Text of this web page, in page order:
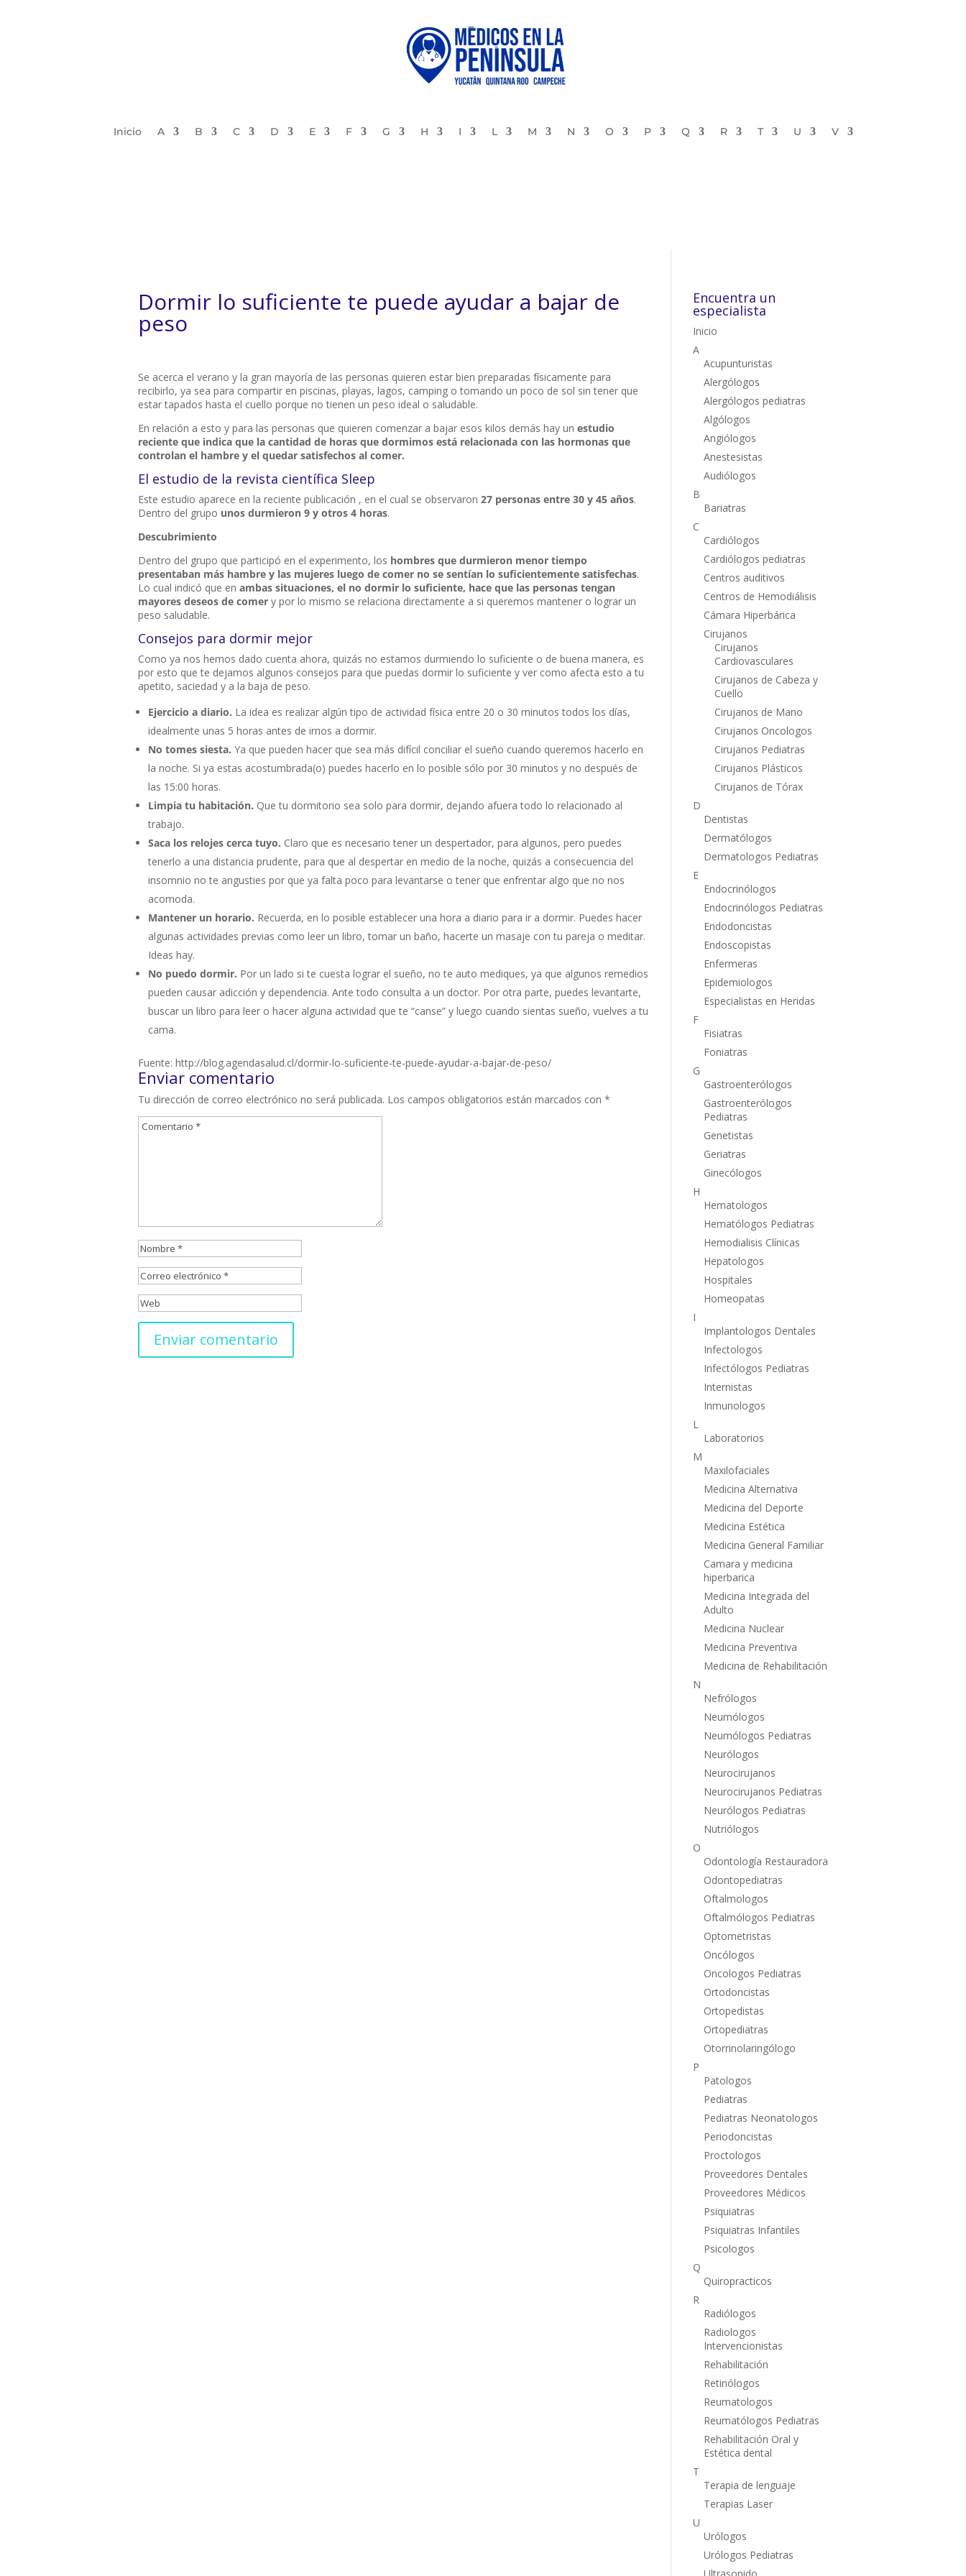
Inicio A B C D E F G H I L M N O P Q R T U V
Dormir lo suficiente te puede ayudar a bajar de
peso
Se acerca el verano y la gran mayoría de las personas quieren estar bien preparadas físicamente para
recibirlo, ya sea para compartir en piscinas, playas, lagos, camping o tomando un poco de sol sin tener que
estar tapados hasta el cuello porque no tienen un peso ideal o saludable.
En relación a esto y para las personas que quieren comenzar a bajar esos kilos demás hay un estudio
reciente que indica que la cantidad de horas que dormimos está relacionada con las hormonas que
controlan el hambre y el quedar satisfechos al comer.
El estudio de la revista científica Sleep
Este estudio aparece en la reciente publicación , en el cual se observaron 27 personas entre 30 y 45 años.
Dentro del grupo unos durmieron 9 y otros 4 horas.
Descubrimiento
Dentro del grupo que participó en el experimento, los hombres que durmieron menor tiempo
presentaban más hambre y las mujeres luego de comer no se sentían lo suficientemente satisfechas.
Lo cual indicó que en ambas situaciones, el no dormir lo suficiente, hace que las personas tengan
mayores deseos de comer y por lo mismo se relaciona directamente a si queremos mantener o lograr un
peso saludable.
Consejos para dormir mejor
Como ya nos hemos dado cuenta ahora, quizás no estamos durmiendo lo suficiente o de buena manera, es
por esto que te dejamos algunos consejos para que puedas dormir lo suficiente y ver como afecta esto a tu
apetito, saciedad y a la baja de peso.
Ejercicio a diario. La idea es realizar algún tipo de actividad física entre 20 o 30 minutos todos los días,
idealmente unas 5 horas antes de irnos a dormir.
No tomes siesta. Ya que pueden hacer que sea más difícil conciliar el sueño cuando queremos hacerlo en
la noche. Si ya estas acostumbrada(o) puedes hacerlo en lo posible sólo por 30 minutos y no después de
las 15:00 horas.
Limpia tu habitación. Que tu dormitorio sea solo para dormir, dejando afuera todo lo relacionado al
trabajo.
Saca los relojes cerca tuyo. Claro que es necesario tener un despertador, para algunos, pero puedes
tenerlo a una distancia prudente, para que al despertar en medio de la noche, quizás a consecuencia del
insomnio no te angusties por que ya falta poco para levantarse o tener que enfrentar algo que no nos
acomoda.
Mantener un horario. Recuerda, en lo posible establecer una hora a diario para ir a dormir. Puedes hacer
algunas actividades previas como leer un libro, tomar un baño, hacerte un masaje con tu pareja o meditar.
Ideas hay.
No puedo dormir. Por un lado si te cuesta lograr el sueño, no te auto mediques, ya que algunos remedios
pueden causar adicción y dependencia. Ante todo consulta a un doctor. Por otra parte, puedes levantarte,
buscar un libro para leer o hacer alguna actividad que te “canse” y luego cuando sientas sueño, vuelves a tu
cama.
Fuente: http://blog.agendasalud.cl/dormir-lo-suficiente-te-puede-ayudar-a-bajar-de-peso/
Enviar comentario
Tu dirección de correo electrónico no será publicada. Los campos obligatorios están marcados con *
Encuentra un
especialista
Inicio
A
Acupunturistas
Alergólogos
Alergólogos pediatras
Algólogos
Angiólogos
Anestesistas
Audiólogos
B
Bariatras
C
Cardiólogos
Cardiólogos pediatras
Centros auditivos
Centros de Hemodiálisis
Cámara Hiperbárica
Cirujanos
Cirujanos
Cardiovasculares
Cirujanos de Cabeza y
Cuello
Cirujanos de Mano
Cirujanos Oncologos
Cirujanos Pediatras
Cirujanos Plásticos
Cirujanos de Tórax
D
Dentistas
Dermatólogos
Dermatologos Pediatras
E
Endocrinólogos
Endocrinólogos Pediatras
Endodoncistas
Endoscopistas
Enfermeras
Epidemiologos
Especialistas en Heridas
F
Fisiatras
Foniatras
G
Gastroenterólogos
Gastroenterólogos
Pediatras
Genetistas
Geriatras
Ginecólogos
H
Hematologos
Hematólogos Pediatras
Hemodialisis Clínicas
Hepatologos
Hospitales
Homeopatas
I
Implantologos Dentales
Infectologos
Infectólogos Pediatras
Internistas
Inmunologos
L
Laboratorios
M
Maxilofaciales
Medicina Alternativa
Medicina del Deporte
Medicina Estética
Medicina General Familiar
Camara y medicina
hiperbarica
Medicina Integrada del
Adulto
Medicina Nuclear
Medicina Preventiva
Medicina de Rehabilitación
N
Nefrólogos
Neumólogos
Neumólogos Pediatras
Neurólogos
Neurocirujanos
Neurocirujanos Pediatras
Neurólogos Pediatras
Nutriólogos
O
Odontología Restauradora
Odontopediatras
Oftalmologos
Oftalmólogos Pediatras
Optometristas
Oncólogos
Oncologos Pediatras
Ortodoncistas
Ortopedistas
Ortopediatras
Otorrinolaringólogo
P
Patologos
Pediatras
Pediatras Neonatologos
Periodoncistas
Proctologos
Proveedores Dentales
Proveedores Médicos
Psiquiatras
Psiquiatras Infantiles
Psicologos
Q
Quiropracticos
R
Radiólogos
Radiologos
Intervencionistas
Rehabilitación
Retinólogos
Reumatologos
Reumatólogos Pediatras
Rehabilitación Oral y
Estética dental
T
Terapia de lenguaje
Terapias Laser
U
Urólogos
Urólogos Pediatras
Ultrasonido